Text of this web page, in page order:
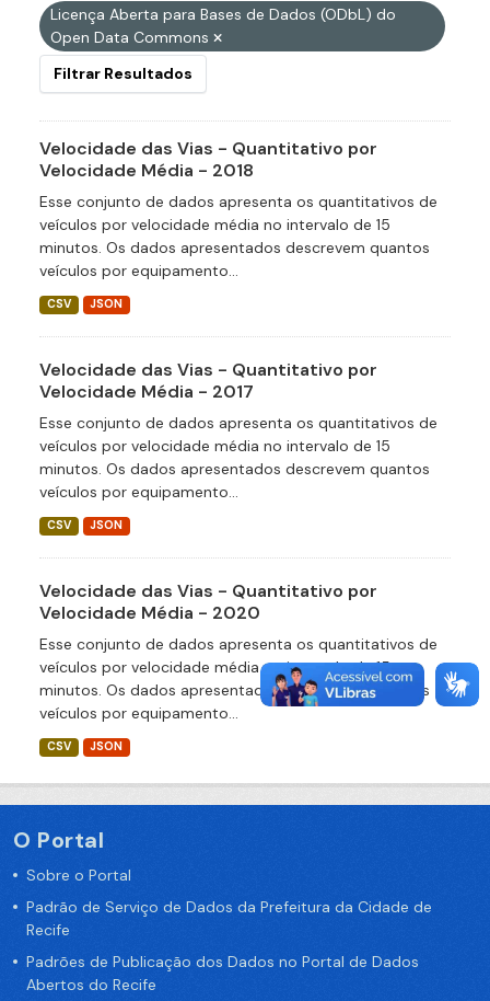
Licença Aberta para Bases de Dados (ODbL) do
Open Data Commons
Filtrar Resultados
Velocidade das Vias - Quantitativo por
Velocidade Média - 2018
Esse conjunto de dados apresenta os quantitativos de
veículos por velocidade média no intervalo de 15
minutos. Os dados apresentados descrevem quantos
veículos por equipamento...
CSV JSON
Velocidade das Vias - Quantitativo por
Velocidade Média - 2017
Esse conjunto de dados apresenta os quantitativos de
veículos por velocidade média no intervalo de 15
minutos. Os dados apresentados descrevem quantos
veículos por equipamento...
CSV JSON
Velocidade das Vias - Quantitativo por
Velocidade Média - 2020
Esse conjunto de dados apresenta os quantitativos de
veículos por velocidade média no intervalo de 15
minutos. Os dados apresentados descrevem quantos
veículos por equipamento...
CSV JSON
O Portal
Sobre o Portal
Padrão de Serviço de Dados da Prefeitura da Cidade de
Recife
Padrões de Publicação dos Dados no Portal de Dados
Abertos do Recife